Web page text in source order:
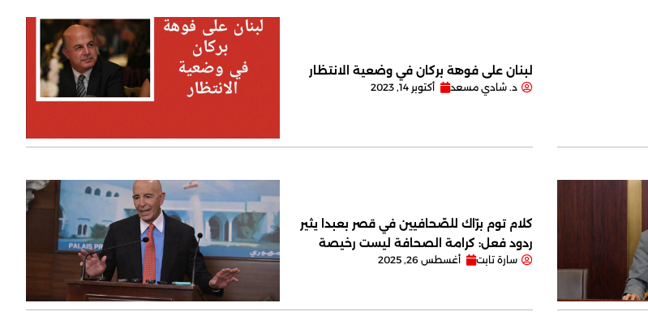
لبنان على فوهة بركان في وضعية الانتظار
د. شادي مسعد أكتوبر 14, 2023
كلام توم برّاك للصّحافيين في قصر بعبدا يثير
ردود فعل: كرامة الصحافة ليست رخيصة
سارة تابت أغسطس 26, 2025